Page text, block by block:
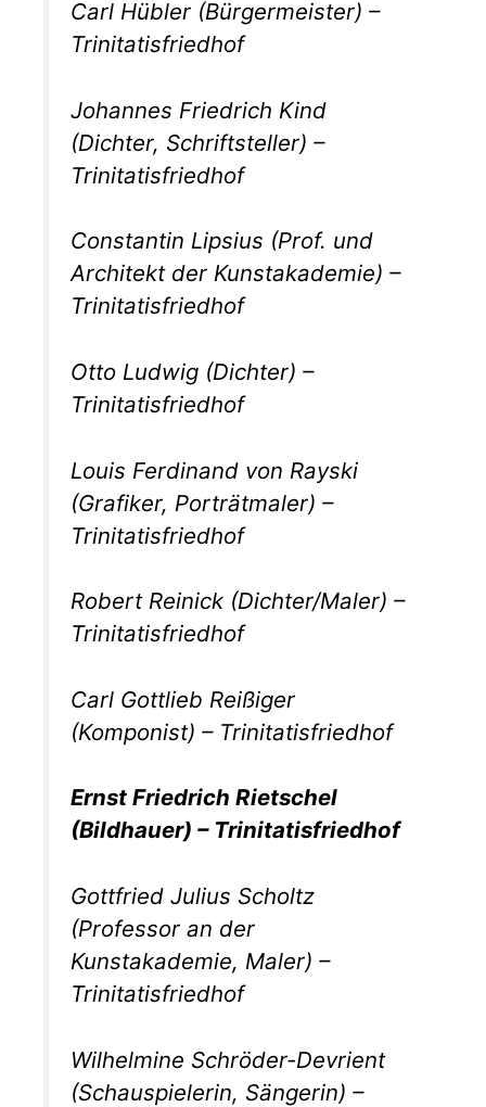
Carl Hübler (Bürgermeister) –
Trinitatisfriedhof
Johannes Friedrich Kind
(Dichter, Schriftsteller) –
Trinitatisfriedhof
Constantin Lipsius (Prof. und
Architekt der Kunstakademie) –
Trinitatisfriedhof
Otto Ludwig (Dichter) –
Trinitatisfriedhof
Louis Ferdinand von Rayski
(Grafiker, Porträtmaler) –
Trinitatisfriedhof
Robert Reinick (Dichter/Maler) –
Trinitatisfriedhof
Carl Gottlieb Reißiger
(Komponist) – Trinitatisfriedhof
Ernst Friedrich Rietschel
(Bildhauer) – Trinitatisfriedhof
Gottfried Julius Scholtz
(Professor an der
Kunstakademie, Maler) –
Trinitatisfriedhof
Wilhelmine Schröder-Devrient
(Schauspielerin, Sängerin) –